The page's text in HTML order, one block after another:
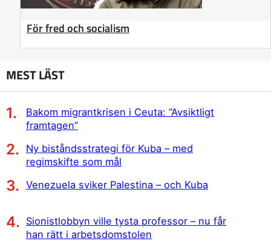
För fred och socialism
MEST LÄST
Bakom migrantkrisen i Ceuta: ”Avsiktligt
framtagen”
Ny biståndsstrategi för Kuba – med
regimskifte som mål
Venezuela sviker Palestina – och Kuba
Sionistlobbyn ville tysta professor – nu får
han rätt i arbetsdomstolen